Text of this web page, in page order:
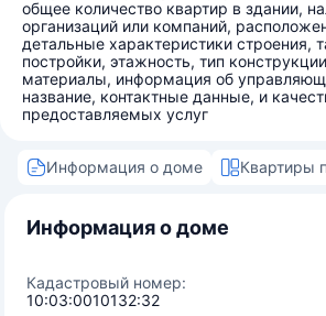
общее количество квартир в здании,
организаций или компаний,
детальные характеристики строения,
постройки, этажность, тип
материалы, информация об
название, контактные данные, и
предоставляемых услуг
Информация о доме Квартиры
Информация о доме
Кадастровый номер:
10:03:0010132:32